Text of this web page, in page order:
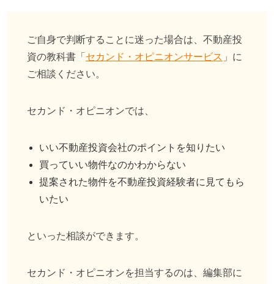
ご自身で判断することに迷った場合は、不動産投
資の教科書「 セカンド・オピニオンサービス 」に
ご相談ください。
セカンド・オピニオンでは、
いい不動産投資会社のポイントを知りたい
買っていい物件なのかわからない
提案された物件を不動産投資経験者に見てもら
いたい
といった相談ができます。
セカンド・オピニオンを担当するのは、編集部に